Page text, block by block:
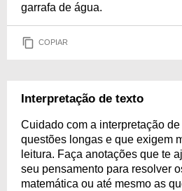
garrafa de água.
COPIAR
Interpretação de texto
Cuidado com a interpretação
questões longas e que exigem
leitura. Faça anotações que te
seu pensamento para resolver
matemática ou até mesmo as